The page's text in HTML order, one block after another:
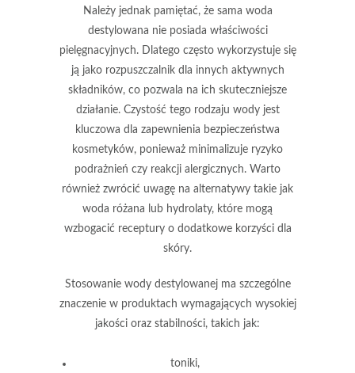
Należy jednak pamiętać, że sama woda
destylowana nie posiada właściwości
pielęgnacyjnych. Dlatego często wykorzystuje się
ją jako rozpuszczalnik dla innych aktywnych
składników, co pozwala na ich skuteczniejsze
działanie. Czystość tego rodzaju wodyjest
kluczowa dla zapewnienia bezpieczeństwa
kosmetyków, ponieważ minimalizuje ryzyko
podrażnień czy reakcji alergicznych. Warto
również zwrócić uwagę na alternatywy takie jak
woda różana lub hydrolaty, które mogą
wzbogacić receptury o dodatkowe korzyści dla
skóry.
Stosowanie wody destylowanej ma szczególne
znaczenie w produktach wymagających wysokiej
jakości oraz stabilności, takich jak:
toniki,